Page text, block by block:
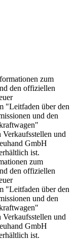
zum
den offiziellen
"Leitfaden über den
und den
Verkaufsstellen und
GmbH
ist.
zum
den offiziellen
"Leitfaden über den
und den
Verkaufsstellen und
GmbH
ist.